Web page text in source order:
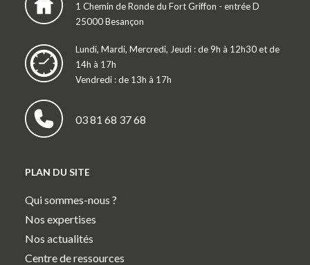
1 Chemin de Ronde du Fort Griffon - entrée D
25000 Besançon
Lundi, Mardi, Mercredi, Jeudi : de 9h à 12h30 et de
14h à 17h
Vendredi : de 13h à 17h
03 81 68 37 68
PLAN DU SITE
Qui sommes-nous ?
Nos expertises
Nos actualités
Centre de ressources